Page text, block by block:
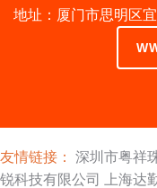
地址：厦门市思明区
友情链接： 深圳市粤祥
锐科技有限公司
上海达